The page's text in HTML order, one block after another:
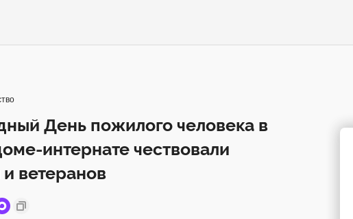
День пожилого человека в
интернате чествовали
ветеранов